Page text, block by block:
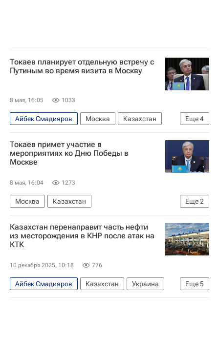
Токаев планирует отдельную встречу с
Путиным во время визита в Москву
8 мая, 16:05 1033
Еще4
Айбек Смадияров Москва
Казахстан
В мире
Владимир Путин
Касым-Жомарт Токаев
Россия
Токаев примет участие в
мероприятиях ко Дню Победы в
Москве
8 мая, 16:04 1273
Еще2
Москва
Казахстан
Касым-Жомарт Токаев
День Победы — 2026
Казахстан перенаправит часть нефти
из месторождения в КНР после атак на
КТК
10 декабря 2025, 10:18 776
Еще5
Айбек Смадияров Казахстан
Украина
Китай
КазТрансОйл
Транснефть